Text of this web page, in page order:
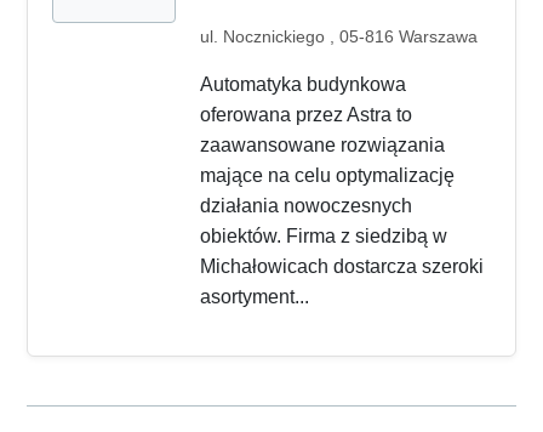
ul. Nocznickiego , 05-816 Warszawa
Automatyka budynkowa
oferowana przez Astra to
zaawansowane rozwiązania
mające na celu optymalizację
działania nowoczesnych
obiektów. Firma z siedzibą w
Michałowicach dostarcza szeroki
asortyment...